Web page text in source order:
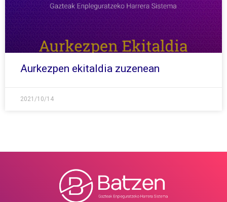
Aurkezpen ekitaldia zuzenean
2021/10/14